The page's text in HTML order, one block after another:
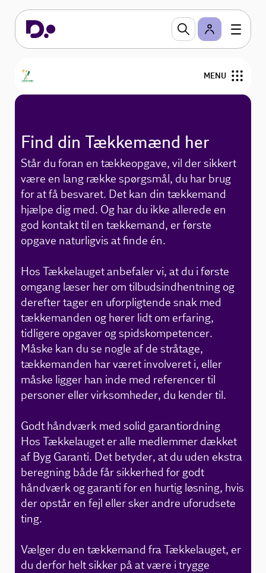
MENU
Om stråtag
Om Tækkelauget
Bliv medlem
For medlemmer
Nyheder
Kontakt
Find din Tækkemænd her
Står du foran en tækkeopgave, vil der sikkert
være en lang række spørgsmål, du har brug
for at få besvaret. Det kan din tækkemand
hjælpe dig med. Og har du ikke allerede en
god kontakt til en tækkemand, er første
opgave naturligvis at finde én.
Hos Tækkelauget anbefaler vi, at du i første
omgang læser her om tilbudsindhentning og
derefter tager en uforpligtende snak med
tækkemanden og hører lidt om erfaring,
tidligere opgaver og spidskompetencer.
Måske kan du se nogle af de stråtage,
tækkemanden har været involveret i, eller
måske ligger han inde med referencer til
personer eller virksomheder, du kender til.
Godt håndværk med solid garantiordning
Hos Tækkelauget er alle medlemmer dækket
af Byg Garanti. Det betyder, at du uden ekstra
beregning både får sikkerhed for godt
håndværk og garanti for en hurtig løsning, hvis
der opstår en fejl eller sker andre uforudsete
ting.
Vælger du en tækkemand fra Tækkelauget, er
du derfor helt sikker på at være i trygge